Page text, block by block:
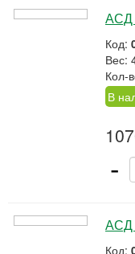
АСД
Код:
Вес:
Кол-
В
-
АСД
Код: